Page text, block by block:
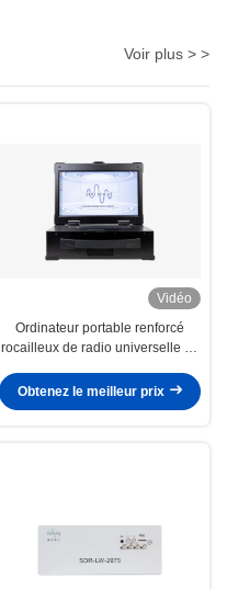
Voir plus > >
Vidéo
Ordinateur portable renforcé
rocailleux de radio universelle de
Obtenez le meilleur prix